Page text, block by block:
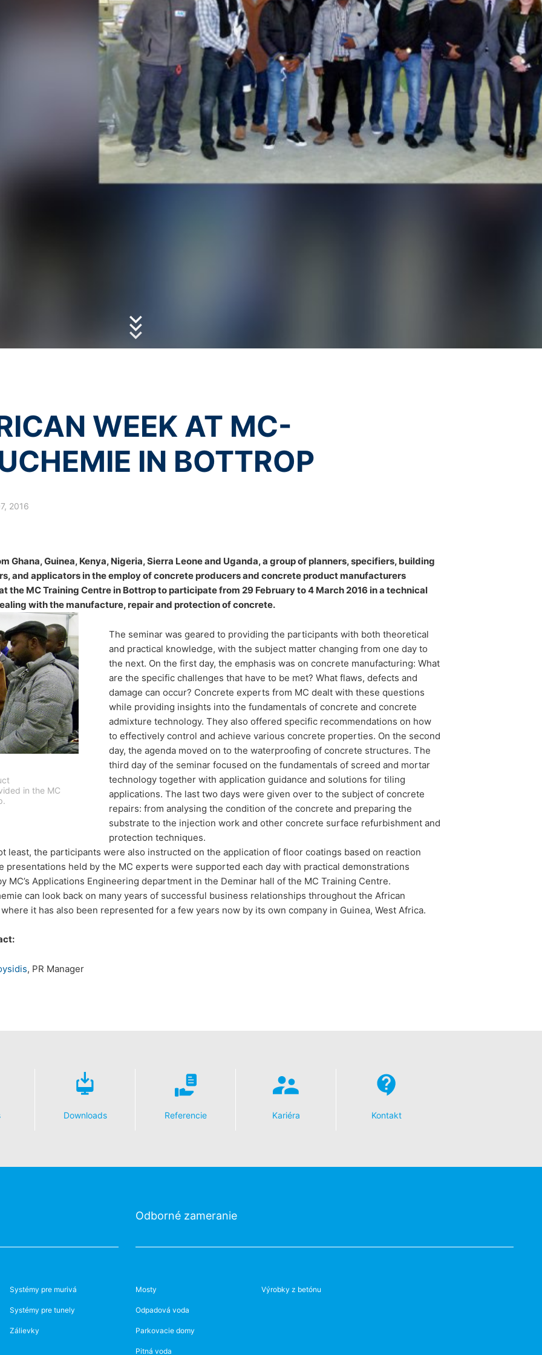
at MC
Kenya, Nigeria, Sierra Leone and
29 February to 4 March 2016 in a
WEEK AT MC-
IN BOTTROP
2016
Ghana, Guinea, Kenya, Nigeria, Sierra Leone and Uganda, a group of planners, specifiers, building
and applicators in the employ of concrete producers and concrete product manufacturers
the MC Training Centre in Bottrop to participate from 29 February to 4 March 2016 in a technical
with the manufacture, repair and protection of concrete.
in the MC
The seminar was geared to providing the participants with both theoretical
and practical knowledge, with the subject matter changing from one day to
the next. On the first day, the emphasis was on concrete manufacturing: What
are the specific challenges that have to be met? What flaws, defects and
damage can occur? Concrete experts from MC dealt with these questions
while providing insights into the fundamentals of concrete and concrete
admixture technology. They also offered specific recommendations on how
to effectively control and achieve various concrete properties. On the second
day, the agenda moved on to the waterproofing of concrete structures. The
third day of the seminar focused on the fundamentals of screed and mortar
technology together with application guidance and solutions for tiling
applications. The last two days were given over to the subject of concrete
repairs: from analysing the condition of the concrete and preparing the
substrate to the injection work and other concrete surface refurbishment and
protection techniques.
least, the participants were also instructed on the application of floor coatings based on reaction
presentations held by the MC experts were supported each day with practical demonstrations
MC’s Applications Engineering department in the Deminar hall of the MC Training Centre.
can look back on many years of successful business relationships throughout the African
it has also been represented for a few years now by its own company in Guinea, West Africa.
, PR Manager
Downloads Referencie Kariéra Kontakt
Systémy pre murivá
Systémy pre tunely
Zálievky
Odborné zameranie
Mosty
Odpadová voda
Parkovacie domy
Pitná voda
Výrobky z betónu
nariadenie o ochrane údajov) povinní ich uchovávať. Údaje sa postupujú nášmu poskytovateľovi
nášho poverenia. Údaje sa neposkytujú ďalej tretím osobám. Vyššie uvedené údaje plánujeme po dobu
poskytnutím do tretích krajín mimo Európskeho hospodárskeho priestoru sa neuvažuje.
na webovú analýzu Google Analytics. Poskytovateľom je Google Inc., 1600 Amphitheatre Parkway
Analytics používa tzv. "cookies". To sú textové súbory, ktoré sa uložia vo Vašom počítači a umožnia analýzu
strany. Informácie o Vašom spôsobe používania tejto webovej stránky, ktoré cookie vytvorí, sa
sa uskutočňuje na základe čl. 6 ods. 1 písm. f DSGVO - Základné nariadenie o ochrane údajov.
záujem na analýze užívateľského správania, aby mohol optimalizovať svoju internetovú ponuku a aj
spoločnosťou Google takým spôsobom, že si stiahnete a nainštalujete prehliadačový plugin, ktorý je
s údajmi o používateľoch v Google Analytics nájdete v prehlásení o ochrane údajov Google:
YouTube prevádzkovanej spoločnosťou Google. Prevádzkovateľom stránok je YouTube, LLC, 901
k Vášmu osobnému profilu. Môžete tomu zabrániť takým spôsobnom, že sa odhlásite z Vášho
pútavej prezentácie našich online-ponúk. Toto predstavuje oprávnený záujem v zmysle čl. 6 ods. 1
ochrane údajov.
s užívateľskými údajmi nájdete v Prehlásení o ochrane údajov YouTube pod:
údaje. Osobné údaje sa neodovzdávajú iným prijímateľom.
údajov
je možné len s Vašim výslovným súhlasom. Súhlas, ktorý ste už udelili, môžete kedykoľvek odvolať.
prostredníctvom e-mailu. Zákonnosť spracovania údajov uskutočnená do odvolania zostáva
úradu
má dotknutá osoba právo podať sťažnosť príslušnému dozorujúcemu úradu. Príslušným dozorujúcim
je krajinská zmocnenkyňa pre ochranu údajov a informačnú slobodu Severného Porýnia-Vestfálska,
tretej osobe, v bežnom, strojovo čitateľnom formáte, údaje, ktoré na základe Vášho súhlasu alebo
automatizovanej podobe. Keď požadujete priamy prevod údajov na inú zodpovednú osobu, stane sa tak
zablokovanie
o ochrane údajov máte kedykoľvek právo požiadať MC-Bauchemie o rozsiahle poskytnutie informácií
- Základného nariadenia o ochrane údajov môžete od nás kedykoľvek vyžadovať opravu, vymazanie